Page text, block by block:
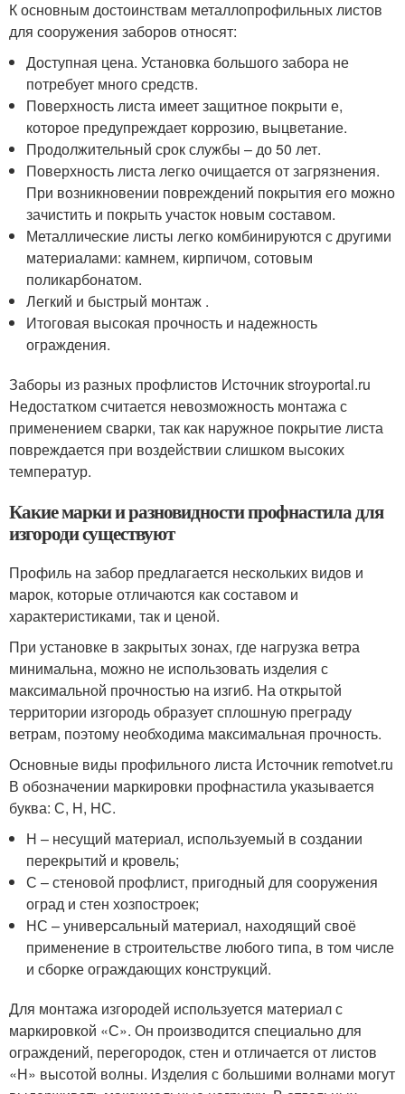
К основным достоинствам металлопрофильных листов
для сооружения заборов относят:
Доступная цена. Установка большого забора не
потребует много средств.
Поверхность листа имеет защитное покрыти е,
которое предупреждает коррозию, выцветание.
Продолжительный срок службы – до 50 лет.
Поверхность листа легко очищается от загрязнения.
При возникновении повреждений покрытия его можно
зачистить и покрыть участок новым составом.
Металлические листы легко комбинируются с другими
материалами: камнем, кирпичом, сотовым
поликарбонатом.
Легкий и быстрый монтаж .
Итоговая высокая прочность и надежность
ограждения.
Заборы из разных профлистов Источник stroyportal.ru
Недостатком считается невозможность монтажа с
применением сварки, так как наружное покрытие листа
повреждается при воздействии слишком высоких
температур.
Какие марки и разновидности профнастила для
изгороди существуют
Профиль на забор предлагается нескольких видов и
марок, которые отличаются как составом и
характеристиками, так и ценой.
При установке в закрытых зонах, где нагрузка ветра
минимальна, можно не использовать изделия с
максимальной прочностью на изгиб. На открытой
территории изгородь образует сплошную преграду
ветрам, поэтому необходима максимальная прочность.
Основные виды профильного листа Источник remotvet.ru
В обозначении маркировки профнастила указывается
буква: С, H, HС.
Н – несущий материал, используемый в создании
перекрытий и кровель;
С – стеновой профлист, пригодный для сооружения
оград и стен хозпостроек;
НС – универсальный материал, находящий своё
применение в строительстве любого типа, в том числе
и сборке ограждающих конструкций.
Для монтажа изгородей используется материал с
маркировкой «С». Он производится специально для
ограждений, перегородок, стен и отличается от листов
«Н» высотой волны. Изделия с большими волнами могут